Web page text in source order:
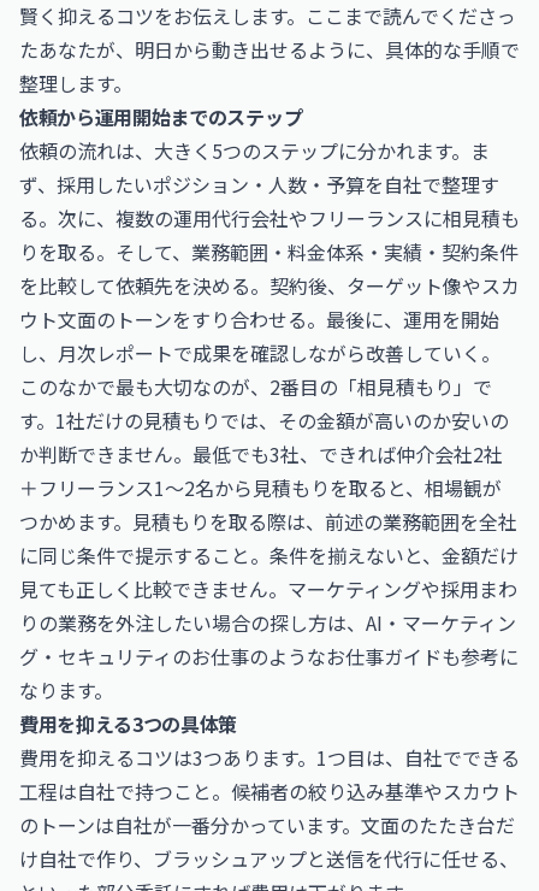
賢く抑えるコツをお伝えします。ここまで読んでくださっ
たあなたが、明日から動き出せるように、具体的な手順で
整理します。
依頼から運用開始までのステップ
依頼の流れは、大きく5つのステップに分かれます。ま
ず、採用したいポジション・人数・予算を自社で整理す
る。次に、複数の運用代行会社やフリーランスに相見積も
りを取る。そして、業務範囲・料金体系・実績・契約条件
を比較して依頼先を決める。契約後、ターゲット像やスカ
ウト文面のトーンをすり合わせる。最後に、運用を開始
し、月次レポートで成果を確認しながら改善していく。
このなかで最も大切なのが、2番目の「相見積もり」で
す。1社だけの見積もりでは、その金額が高いのか安いの
か判断できません。最低でも3社、できれば仲介会社2社
＋フリーランス1〜2名から見積もりを取ると、相場観が
つかめます。見積もりを取る際は、前述の業務範囲を全社
に同じ条件で提示すること。条件を揃えないと、金額だけ
見ても正しく比較できません。マーケティングや採用まわ
りの業務を外注したい場合の探し方は、 AI・マーケティン
グ・セキュリティのお仕事のようなお仕事ガイドも参考に
なります。
費用を抑える3つの具体策
費用を抑えるコツは3つあります。1つ目は、自社でできる
工程は自社で持つこと。候補者の絞り込み基準やスカウト
のトーンは自社が一番分かっています。文面のたたき台だ
け自社で作り、ブラッシュアップと送信を代行に任せる、